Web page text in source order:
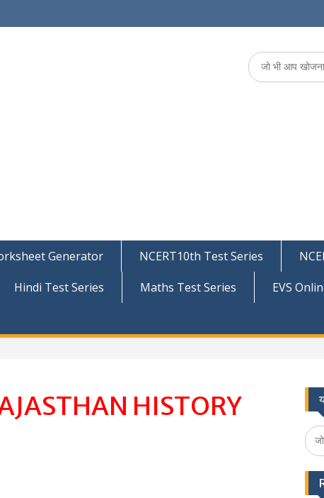
Search
for:
Generator NCERT10th Test Series
Hindi Test Series Maths Test Series EVS
HISTORY
for: